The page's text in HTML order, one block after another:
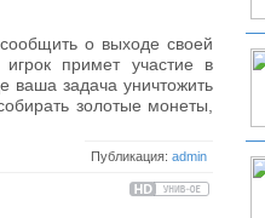
о выходе своей
примет участие в
ваша задача уничтожить
золотые монеты,
Публикация: admin